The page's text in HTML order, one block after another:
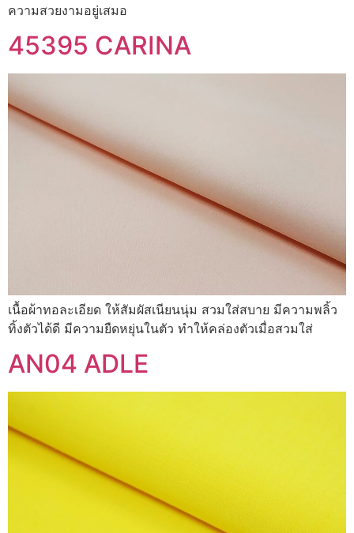
ความสวยงามอยู่เสมอ
45395 CARINA
เนื้อผ้าทอละเอียด ให้สัมผัสเนียนนุ่ม สวมใส่สบาย มีความพลิ้ว
ทิ้งตัวได้ดี มีความยืดหยุ่นในตัว ทำให้คล่องตัวเมื่อสวมใส่
AN04 ADLE